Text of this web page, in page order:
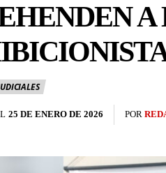
25 DE ENERO DE 2026 POR